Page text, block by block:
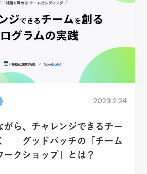
2023.2.24
がら、チャレンジできるチー
──グッドパッチの「チーム
ークショップ」とは？